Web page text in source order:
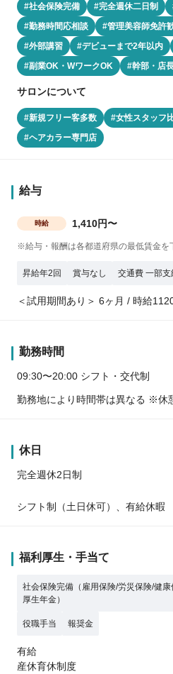
#社会保険完備 #完全週休二日制
#勤務時間応相談
#管理美容師免許
#外部講習
#デビューまで2年以内
#副業OK・WワークOK
#幹部・店
サロンについて
#新規フリー客多数
#女性スタッフ
#ヘアカラー専門店
給与
時給 1,410円〜
※給与・報酬は各都道府県の最低賃金を
昇給年2回 賞与なし 交通費 一部支
＜試用期間あり＞ 6ヶ月 / 時給
勤務時間
09:30〜20:00 シフト・交代制
勤務地により時間帯は異なる ※休
休日
完全週休2日制
シフト制（土日休可）、有給休暇
福利厚生・手当て
社会保険完備（雇用保険/労災保険/健
厚生年金）
役職手当 報奨金
有給
産休育休制度